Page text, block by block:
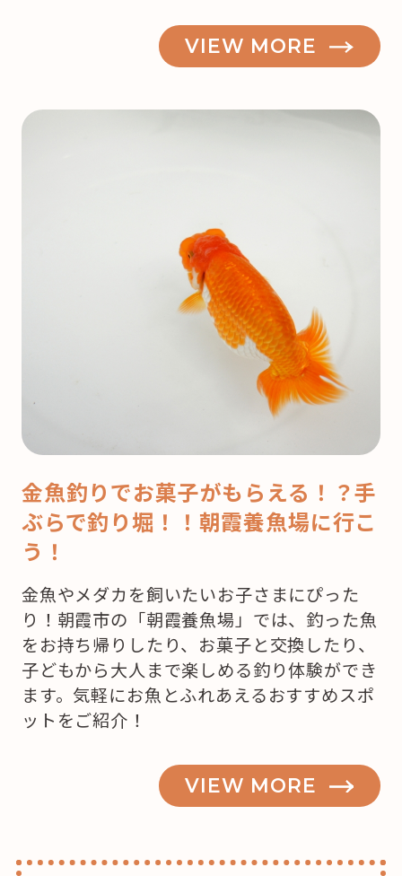
VIEW MORE
金魚釣りでお菓子がもらえる！？手
ぶらで釣り堀！！朝霞養魚場に行こ
う！
金魚やメダカを飼いたいお子さまにぴった
り！朝霞市の「朝霞養魚場」では、釣った魚
をお持ち帰りしたり、お菓子と交換したり、
子どもから大人まで楽しめる釣り体験ができ
ます。気軽にお魚とふれあえるおすすめスポ
ットをご紹介！
VIEW MORE